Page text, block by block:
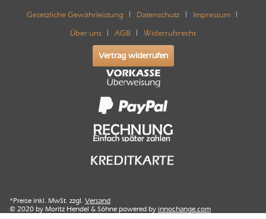
Gesetzliche Gewährleistung Datenschutz Impressum
Über uns AGB Widerrufsrecht
Vertrag widerrufen
*Preise inkl. MwSt. zzgl. Versand
© 2020 by Moritz Hendel & Söhne powered by innochange.com